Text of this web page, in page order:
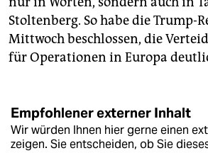
Stoltenberg. So habe die Trump-
Mittwoch beschlossen, die
für Operationen in Europa
Empfohlener externer Inhalt
Wir würden Ihnen hier gerne einen
zeigen. Sie entscheiden, ob Sie